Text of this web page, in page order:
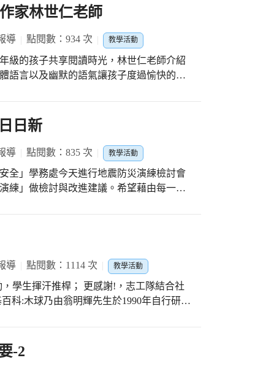
，心裡天人交戰。 芊蓉收到一整包的小魚
開始動筆了，要在回信裡細細描寫自己收
達珍惜友誼的溫暖感受。
主持人504杜品岑上台。ICRT News
度起，委託製作的一個很棒的節目。讓孩子
國有趣的新聞。在節目中還會穿插外國老
都是對初學者幫助很大的部分。每天的新
間，會有三個和今天的新聞故事相關的問
序問每一位同學，答對的學生就可以拿到
聽和說」的能力，培養學生聽英文的習
家林世仁老師
導 點閱數：934 次 教學活動
級的孩子共享閱讀時光，林世仁老師介紹
語言以及幽默的語氣讓孩子度過愉快的一
日新
導 點閱數：835 次 教學活動
全」學務處今天進行地震防災演練檢討會
練」做檢討與改進建議。希望藉由每一次
導 點閱數：1114 次 教學活動
更感謝!，志工隊結合社
科:木球乃由翁明輝先生於1990年自行研發
瓶的造型，揮桿時才能更有效的將球擊往
及教練團的全力指導帶動下，參加密集訓
-2